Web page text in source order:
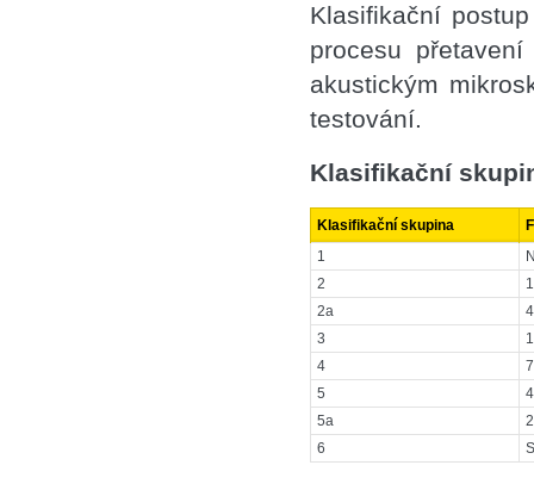
Klasifikační
procesu
akustickým
testování.
Klasifikační
Klasifikační skupina
1
2
2a
3
4
5
5a
6